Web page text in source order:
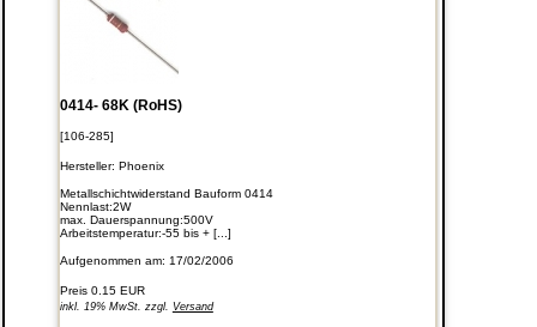
0414- 68K (RoHS)
[106-285]
Hersteller: Phoenix
Metallschichtwiderstand Bauform 0414
Nennlast:2W
max. Dauerspannung:500V
Arbeitstemperatur:-55 bis + [...]
Aufgenommen am: 17/02/2006
Preis 0.15 EUR
inkl. 19% MwSt. zzgl. Versand